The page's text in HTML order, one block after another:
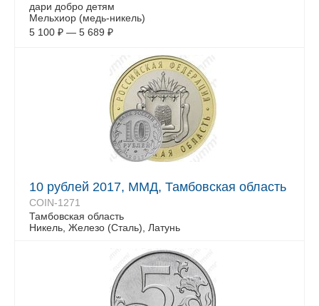
дари добро детям
Мельхиор (медь-никель)
5 100 ₽ — 5 689 ₽
10 рублей 2017, ММД, Тамбовская область
COIN-1271
Тамбовская область
Никель, Железо (Сталь), Латунь